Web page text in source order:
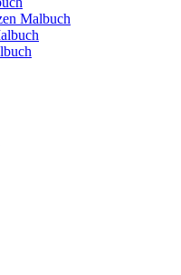
Malbuch